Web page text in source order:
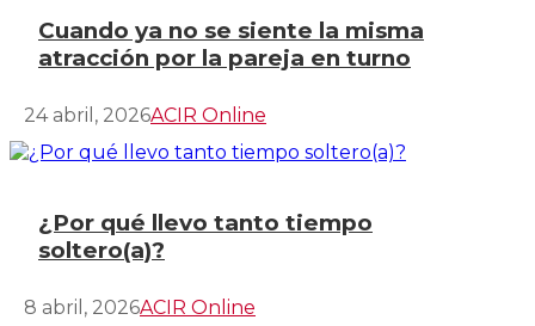
Cuando ya no se siente la misma
atracción por la pareja en turno
24 abril, 2026ACIR Online
¿Por qué llevo tanto tiempo
soltero(a)?
8 abril, 2026ACIR Online